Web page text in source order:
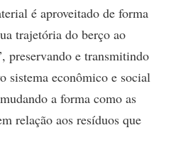
é aproveitado de forma
trajetória do berço ao
preservando e transmitindo
sistema econômico e social
a forma como as
relação aos resíduos que